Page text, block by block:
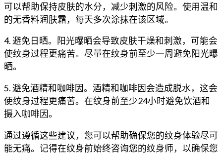
可以帮助保持皮肤的水分，减少刺激的风险。使用温和
的无香料润肤霜，每天多次涂抹在该区域。
4. 避免日晒。阳光曝晒会导致皮肤干燥和刺激，可能会
使纹身过程更痛苦。尽量在纹身前至少一周避免阳光曝
晒。
5. 避免酒精和咖啡因。酒精和咖啡因会造成脱水，这会
使纹身过程更痛苦。在纹身前至少24小时避免饮酒和
摄入咖啡因。
通过遵循这些建议，您可以帮助确保您的纹身体验尽可
能无痛。记得在纹身前始终咨询您的纹身师，以确保您